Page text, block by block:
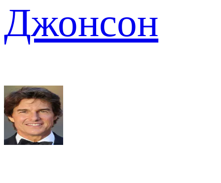
Джонсон